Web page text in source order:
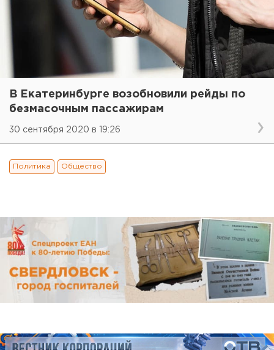
В Екатеринбурге возобновили рейды по
безмасочным пассажирам
30 сентября 2020 в 19:26
Политика Общество